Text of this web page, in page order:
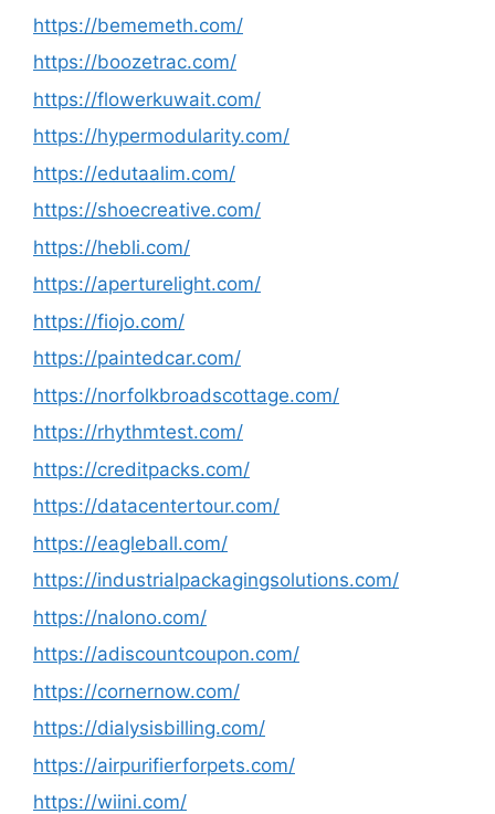
https://bememeth.com/
https://boozetrac.com/
https://flowerkuwait.com/
https://hypermodularity.com/
https://edutaalim.com/
https://shoecreative.com/
https://hebli.com/
https://aperturelight.com/
https://fiojo.com/
https://paintedcar.com/
https://norfolkbroadscottage.com/
https://rhythmtest.com/
https://creditpacks.com/
https://datacentertour.com/
https://eagleball.com/
https://industrialpackagingsolutions.com/
https://nalono.com/
https://adiscountcoupon.com/
https://cornernow.com/
https://dialysisbilling.com/
https://airpurifierforpets.com/
https://wiini.com/